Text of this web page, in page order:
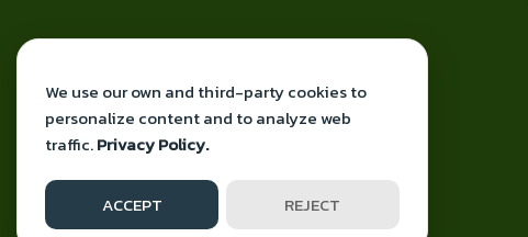
We use our own and third-party cookies to
personalize content and to analyze web
traffic.Privacy Policy.
ACCEPT REJECT